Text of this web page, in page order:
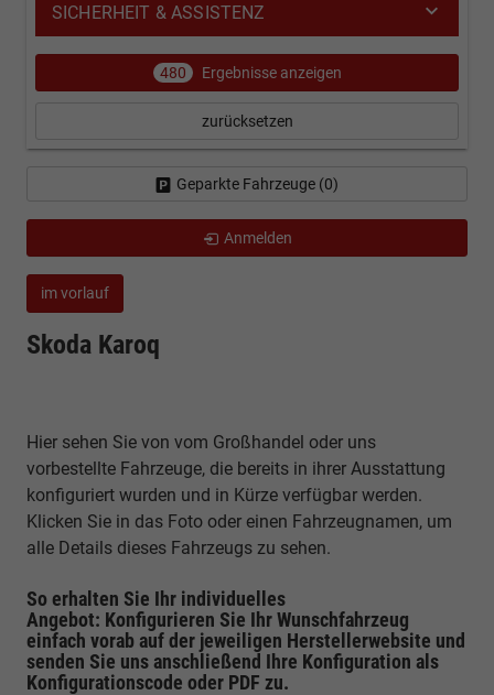
im vorlauf
Skoda Karoq
Hier sehen Sie von vom Großhandel oder uns
vorbestellte Fahrzeuge, die bereits in ihrer Ausstattung
konfiguriert wurden und in Kürze verfügbar werden.
Klicken Sie in das Foto oder einen Fahrzeugnamen, um
alle Details dieses Fahrzeugs zu sehen.
So erhalten Sie Ihr individuelles
Angebot: Konfigurieren Sie Ihr Wunschfahrzeug
einfach vorab auf der jeweiligen Herstellerwebsite und
senden Sie uns anschließend Ihre Konfiguration als
Konfigurationscode oder PDF zu.
SICHERHEIT & ASSISTENZ
480 Ergebnisse anzeigen
zurücksetzen
Geparkte Fahrzeuge (0)
Anmelden